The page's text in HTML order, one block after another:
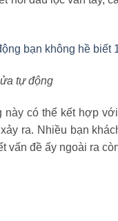
tự động
có thể kết hợp
ra. Nhiều bạn
vấn đề ấy ngoài ra